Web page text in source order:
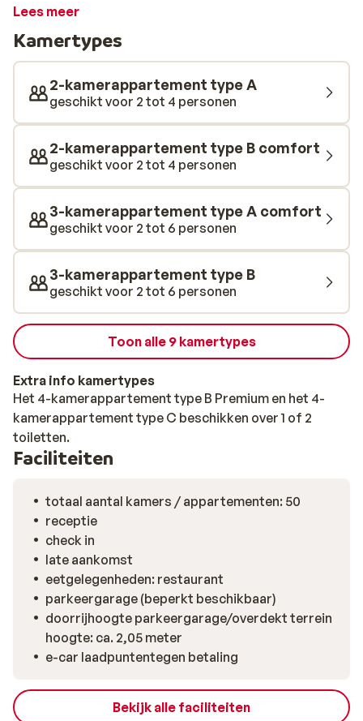
op de piste. Na een klein stukje skiën zit je al in de skilift
stijlvolle appartementen bieden allemaal een mooi
uitzicht over het skigebied en de vallei. Bij de receptie
kun je broodjes bestellen, die de volgende ochtend
voor je klaar liggen. Nadat iedereen weer terug is van de
piste is er voor de kids nog voldoende entertainment.
Er is zowel een kids club als een tienerclub (tienerclub
enkel open gedurende Franse schoolvakanties). Je kunt
ontspannen rondom de open haard in de lobby of in het
résidence.
Lees meer
Kamertypes
2-kamerappartement type A
geschikt voor 2 tot 4 personen
2-kamerappartement type B comfort
geschikt voor 2 tot 4 personen
3-kamerappartement type A comfort
geschikt voor 2 tot 6 personen
3-kamerappartement type B
geschikt voor 2 tot 6 personen
Toon alle 9 kamertypes
Extra info kamertypes
Het 4-kamerappartement type B Premium en het 4-
kamerappartement type C beschikken over 1 of 2
toiletten.
Faciliteiten
totaal aantal kamers / appartementen: 50
receptie
check in
late aankomst
eetgelegenheden: restaurant
parkeergarage (beperkt beschikbaar)
doorrijhoogte parkeergarage/overdekt terrein
hoogte: ca. 2,05 meter
e-car laadpuntentegen betaling
Bekijk alle faciliteiten